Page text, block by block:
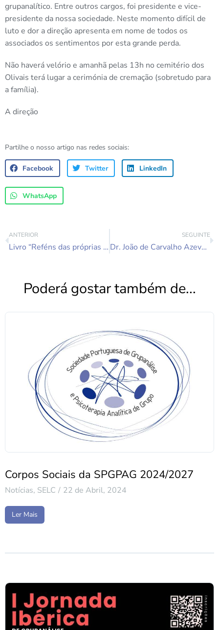
grupanalítico. Entre outros cargos, foi presidente e vice-
presidente da nossa sociedade. Neste momento difícil de
luto e dor a direção apresenta em nome de todos os
associados os sentimentos por esta grande perda.
Não haverá velório e amanhã pelas 13h no cemitério dos
Olivais terá lugar a cerimónia de cremação (sobretudo para
a família).
A direção
Partilhe o nosso artigo nas redes sociais:
Facebook Twitter LinkedIn
WhatsApp
ANTERIOR
Livro “Reféns das próprias emoções – Um retrato íntimo das pessoas com personalidade borderline” de João Carlos Melo, membro titular didata da SPGPAG
SEGUINTE
Dr. João de Carvalho Azevedo e Silva – 1927-2021
Poderá gostar também de...
Corpos Sociais da SPGPAG 2024/2027
Notícias, SELC 22 de Abril, 2024
Ler Mais